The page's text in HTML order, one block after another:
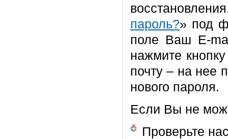
пароль?» под
поле Ваш E-
нажмите
почту – на нее
нового пароля.
Если Вы не
Проверьте